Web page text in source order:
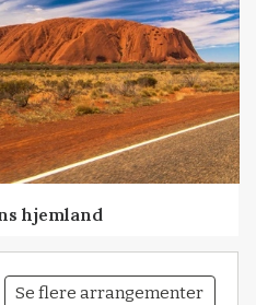
hjemland
Se flere arrangementer